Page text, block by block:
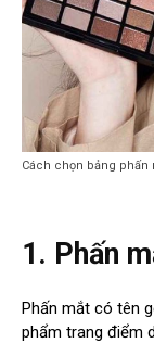
Cách chọn bảng
1. Phấn
Phấn mắt có tên
phẩm trang điểm